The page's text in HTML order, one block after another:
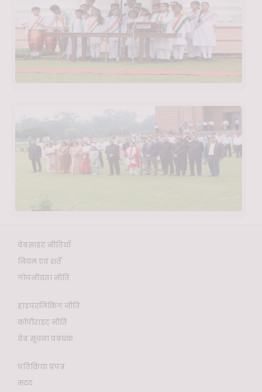
वेबसाइट नीतियाँ
नियम एवं शर्तें
गोपनीयता नीति
हाइपरलिंकिंग नीति
कॉपीराइट नीति
वेब सूचना प्रबंधक
प्रतिक्रिया प्रपत्र
मदद